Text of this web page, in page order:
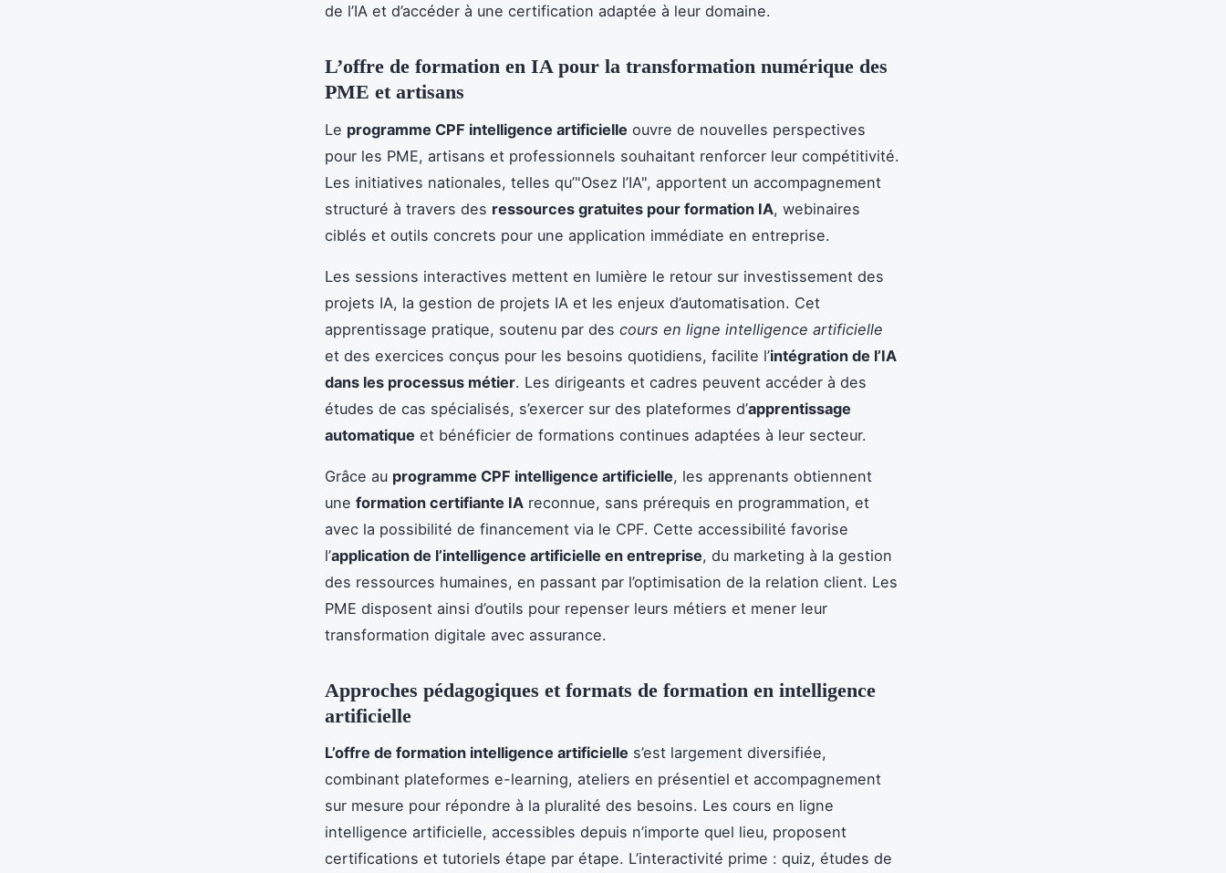
de l’IA et d’accéder à une certification adaptée à leur domaine.
L’offre de formation en IA pour la transformation numérique des
PME et artisans
Le programme CPF intelligence artificielle ouvre de nouvelles perspectives
pour les PME, artisans et professionnels souhaitant renforcer leur compétitivité.
Les initiatives nationales, telles qu’"Osez l’IA", apportent un accompagnement
structuré à travers des ressources gratuites pour formation IA, webinaires
ciblés et outils concrets pour une application immédiate en entreprise.
Les sessions interactives mettent en lumière le retour sur investissement des
projets IA, la gestion de projets IA et les enjeux d’automatisation. Cet
apprentissage pratique, soutenu par des cours en ligne intelligence artificielle
et des exercices conçus pour les besoins quotidiens, facilite l’intégration de l’IA
dans les processus métier. Les dirigeants et cadres peuvent accéder à des
études de cas spécialisés, s’exercer sur des plateformes d’apprentissage
automatique et bénéficier de formations continues adaptées à leur secteur.
Grâce au programme CPF intelligence artificielle, les apprenants obtiennent
une formation certifiante IA reconnue, sans prérequis en programmation, et
avec la possibilité de financement via le CPF. Cette accessibilité favorise
l’application de l’intelligence artificielle en entreprise, du marketing à la gestion
des ressources humaines, en passant par l’optimisation de la relation client. Les
PME disposent ainsi d’outils pour repenser leurs métiers et mener leur
transformation digitale avec assurance.
Approches pédagogiques et formats de formation en intelligence
artificielle
L’offre de formation intelligence artificielle s’est largement diversifiée,
combinant plateformes e-learning, ateliers en présentiel et accompagnement
sur mesure pour répondre à la pluralité des besoins. Les cours en ligne
intelligence artificielle, accessibles depuis n’importe quel lieu, proposent
certifications et tutoriels étape par étape. L’interactivité prime : quiz, études de